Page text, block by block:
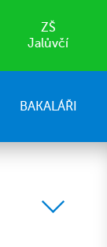
ZŠ
Jalůvčí
BAKALÁŘI